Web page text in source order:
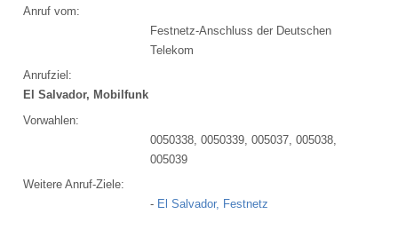
Anruf vom:
Festnetz-Anschluss der Deutschen
Telekom
Anrufziel:
El Salvador, Mobilfunk
Vorwahlen:
0050338, 0050339, 005037, 005038,
005039
Weitere Anruf-Ziele:
- El Salvador, Festnetz